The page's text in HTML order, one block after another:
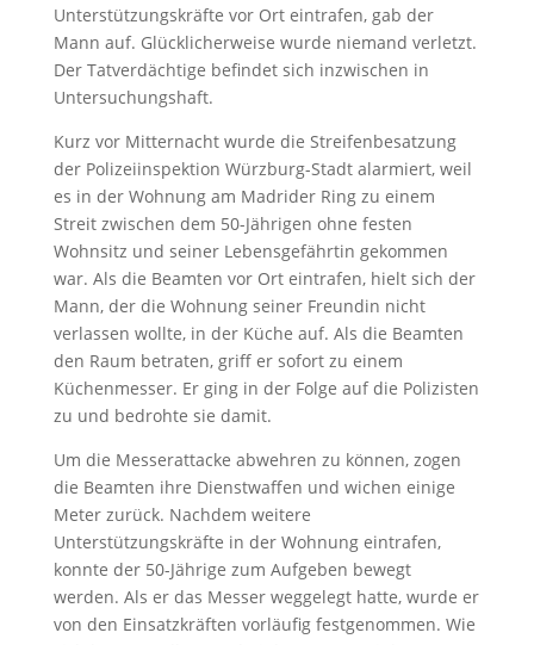
Unterstützungskräfte vor Ort eintrafen, gab der
Mann auf. Glücklicherweise wurde niemand verletzt.
Der Tatverdächtige befindet sich inzwischen in
Untersuchungshaft.
Kurz vor Mitternacht wurde die Streifenbesatzung
der Polizeiinspektion Würzburg-Stadt alarmiert, weil
es in der Wohnung am Madrider Ring zu einem
Streit zwischen dem 50-Jährigen ohne festen
Wohnsitz und seiner Lebensgefährtin gekommen
war. Als die Beamten vor Ort eintrafen, hielt sich der
Mann, der die Wohnung seiner Freundin nicht
verlassen wollte, in der Küche auf. Als die Beamten
den Raum betraten, griff er sofort zu einem
Küchenmesser. Er ging in der Folge auf die Polizisten
zu und bedrohte sie damit.
Um die Messerattacke abwehren zu können, zogen
die Beamten ihre Dienstwaffen und wichen einige
Meter zurück. Nachdem weitere
Unterstützungskräfte in der Wohnung eintrafen,
konnte der 50-Jährige zum Aufgeben bewegt
werden. Als er das Messer weggelegt hatte, wurde er
von den Einsatzkräften vorläufig festgenommen. Wie